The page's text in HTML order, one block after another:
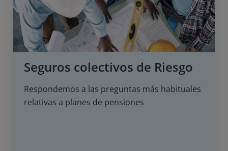
Seguros colectivos de Riesgo
Respondemos a las preguntas más habituales
relativas a planes de pensiones